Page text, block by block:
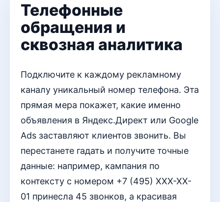
Телефонные
обращения и
сквозная аналитика
Подключите к каждому рекламному
каналу уникальный номер телефона. Эта
прямая мера покажет, какие именно
объявления в Яндекс.Директ или Google
Ads заставляют клиентов звонить. Вы
перестанете гадать и получите точные
данные: например, кампания по
контексту с номером +7 (495) XXX-XX-
01 принесла 45 звонков, а красивая